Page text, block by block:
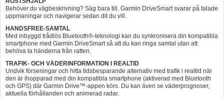
Webasto - Dieselvärmare
Kamasa Tools - Verktyg
Calix - Packline - Takboxar
Thule - Takboxar
Thule - Lasthållare
LAGERRENSING
Behöver du vägbeskrivning? Säg bara till. Garmin DriveSmart svarar på talade
uppmaningar och navigerar sedan dit du vill.
HANDSFREE-SAMTAL
Med inbyggd trådlös Bluetooth®-teknologi kan du synkronisera din kompatibla
smartphone med Garmin DriveSmart så att du kan ringa samtal utan att
behöva ta händerna från ratten.
TRAFIK- OCH VÄDERINFORMATION I REALTID
Undvik förseningar och hitta tidsbesparande alternativ med trafik i realtid när
den är ihopparad med din kompatibla smartphone (aktiverad med Bluetooth
och GPS) där Garmin Drive™-appen körs. Du kan även se väderprognoser,
aktuella förhållanden och animerad radar.